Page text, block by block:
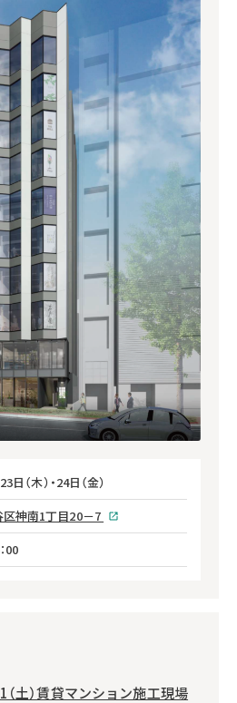
（木）・24日（金）
神南1丁目20－7
00
（土）賃貸マンション施工現場